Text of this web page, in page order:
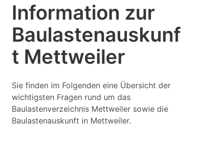
Information zur
Baulastenauskunf
t Mettweiler
Sie finden im Folgenden eine Übersicht der
wichtigsten Fragen rund um das
Baulastenverzeichnis Mettweiler sowie die
Baulastenauskunft in Mettweiler.